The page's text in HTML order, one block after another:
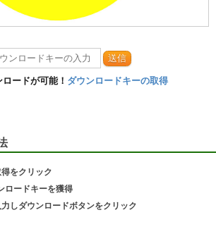
送信
ードが可能！ ダウンロードキーの取得
をクリック
ロードキーを獲得
しダウンロードボタンをクリック